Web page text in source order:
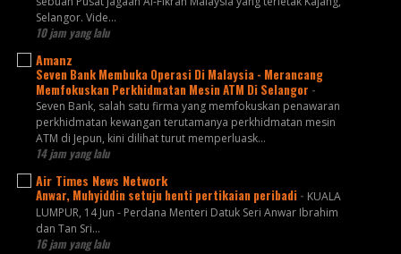
Selangor. Vide...
10 jam yang lalu
Amanz
Seven Bank Membuka Operasi Di Malaysia - Merancang
Memfokuskan Perkhidmatan Mesin ATM Di Selangor -
Seven Bank, salah satu firma yang memfokuskan penawaran
perkhidmatan kewangan terutamanya perkhidmatan mesin
ATM di Jepun, kini dilihat turut memperluask...
14 jam yang lalu
Air Times News Network
Anwar, Muhyiddin setuju henti pertikaian peribadi - KUALA
LUMPUR, 14 Jun - Perdana Menteri Datuk Seri Anwar Ibrahim
dan Tan Sri…
16 jam yang lalu